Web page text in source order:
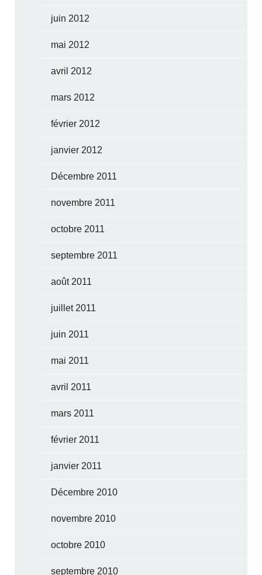
juin 2012
mai 2012
avril 2012
mars 2012
février 2012
janvier 2012
Décembre 2011
novembre 2011
octobre 2011
septembre 2011
août 2011
juillet 2011
juin 2011
mai 2011
avril 2011
mars 2011
février 2011
janvier 2011
Décembre 2010
novembre 2010
octobre 2010
septembre 2010